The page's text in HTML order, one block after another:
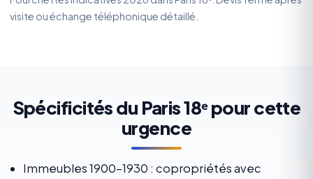
visite ou échange téléphonique détaillé.
Spécificités du Paris 18ᵉ pour cette
urgence
Immeubles 1900-1930 : copropriétés avec